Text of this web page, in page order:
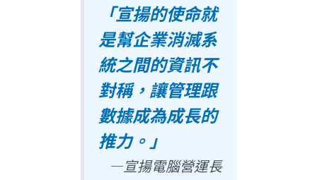
「宣揚的使命就
是幫企業消滅系
統之間的資訊不
對稱，讓管理跟
數據成為成長的
推力。」
—宣揚電腦營運長